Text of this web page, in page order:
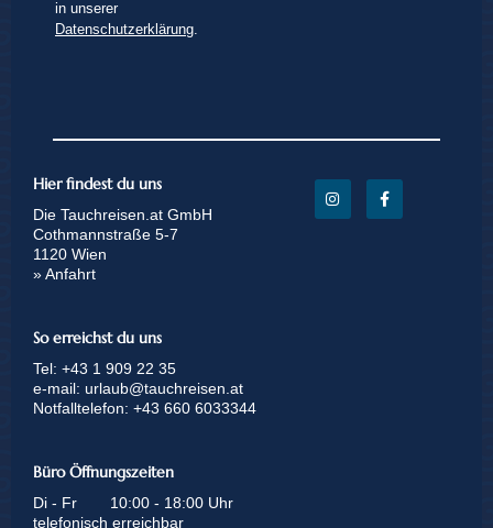
in unserer
Datenschutzerklärung.
Hier findest du uns
Die Tauchreisen.at GmbH
Cothmannstraße 5-7
1120 Wien
» Anfahrt
So erreichst du uns
Tel: +43 1 909 22 35
e-mail: urlaub@tauchreisen.at
Notfalltelefon: +43 660 6033344
Büro Öffnungszeiten
Di - Fr
10:00 - 18:00 Uhr
telefonisch erreichbar